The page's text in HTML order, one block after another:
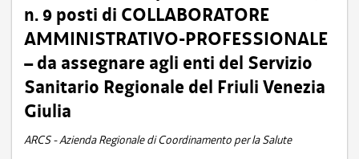
n. 9 posti di COLLABORATORE
AMMINISTRATIVO-PROFESSIONALE
– da assegnare agli enti del Servizio
Sanitario Regionale del Friuli Venezia
Giulia
ARCS - Azienda Regionale di Coordinamento per la Salute